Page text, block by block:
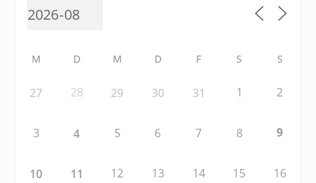
M D M D F S S
27 28 29 30 31 1 2
3 4 5 6 7 8 9
10 11 12 13 14 15 16